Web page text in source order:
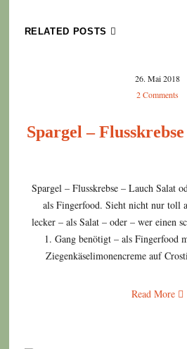
RELATED POSTS
26. Mai 2018
2 Comments
Spargel –
Spargel – Flusskrebse – Lauch Salat
als Fingerfood. Sieht nicht nur toll
lecker – als Salat – oder – wer einen
1. Gang benötigt – als Fingerfood
Ziegenkäselimonencreme auf
Read More